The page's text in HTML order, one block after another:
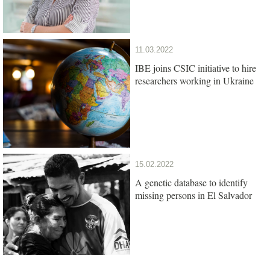
11.03.2022
IBE joins CSIC initiative to hire
researchers working in Ukraine
15.02.2022
A genetic database to identify
missing persons in El Salvador